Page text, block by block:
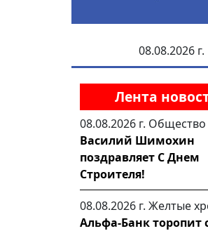
08.08.2026 г.
Лента
08.08.2026 г. Общество
Василий Шимохин
поздравляет С Днем
Строителя!
08.08.2026 г. Желтые
Альфа-Банк торопит